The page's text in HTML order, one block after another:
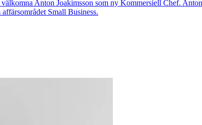
Anton Joakimsson som ny Kommersiell Chef.
Small Business.